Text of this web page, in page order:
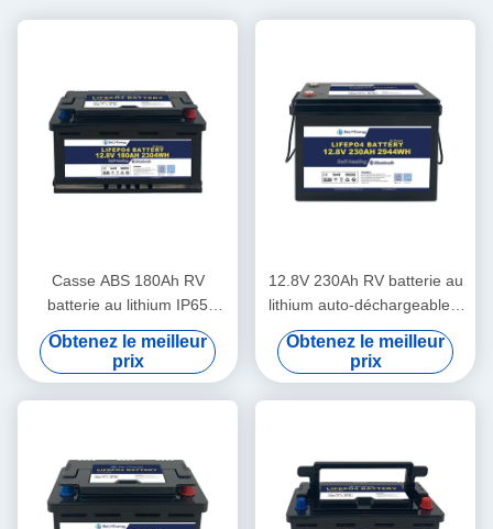
Casse ABS 180Ah RV
batterie au lithium IP65
Protection du boîtier 10V
sous protection de tension
Obtenez le meilleur
prix
12.8V 230Ah RV batterie au
lithium auto-déchargeable <
3% Casse ABS mensuelle
Obtenez le meilleur
prix